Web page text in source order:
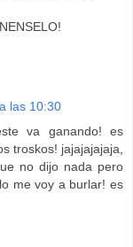
las 10:30
va ganando! es
troskos! jajajajajaja,
no dijo nada pero
me voy a burlar! es